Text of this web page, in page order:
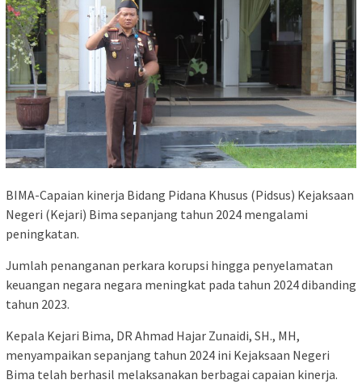
BIMA-Capaian kinerja Bidang Pidana Khusus (Pidsus) Kejaksaan
Negeri (Kejari) Bima sepanjang tahun 2024 mengalami
peningkatan.
Jumlah penanganan perkara korupsi hingga penyelamatan
keuangan negara negara meningkat pada tahun 2024 dibanding
tahun 2023.
Kepala Kejari Bima, DR Ahmad Hajar Zunaidi, SH., MH,
menyampaikan sepanjang tahun 2024 ini Kejaksaan Negeri
Bima telah berhasil melaksanakan berbagai capaian kinerja.